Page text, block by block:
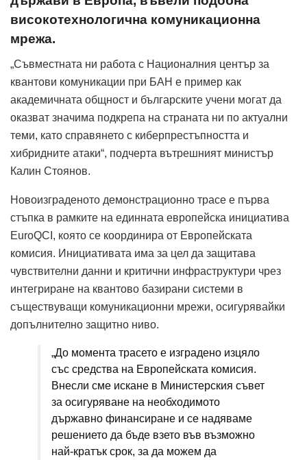
високотехнологична комуникационна
мрежа.
„Съвместната ни работа с Националния център за
квантови комуникации при БАН е пример как
академичната общност и българските учени могат да
оказват значима подкрепа на страната ни по актуални
теми, като справянето с киберпрестъпността и
хибридните атаки“, подчерта вътрешният министър
Калин Стоянов.
Новоизграденото демонстрационно трасе е първа
стъпка в рамките на единната европейска инициатива
EuroQCI, която се координира от Европейската
комисия. Инициативата има за цел да защитава
чувствителни данни и критични инфраструктури чрез
интегриране на квантово базирани системи в
съществуващи комуникационни мрежи, осигурявайки
допълнително защитно ниво.
„До момента трасето е изградено изцяло
със средства на Европейската комисия.
Внесли сме искане в Министерския съвет
за осигуряване на необходимото
държавно финансиране и се надяваме
решението да бъде взето във възможно
най-кратък срок, за да можем да